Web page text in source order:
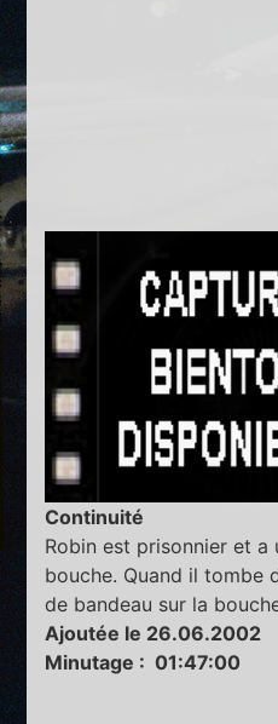
Continuité
Robin est prisonnier et a
bouche. Quand il tombe
de bandeau sur la
Ajoutée le 26.06.2002
Minutage : 01:47:00